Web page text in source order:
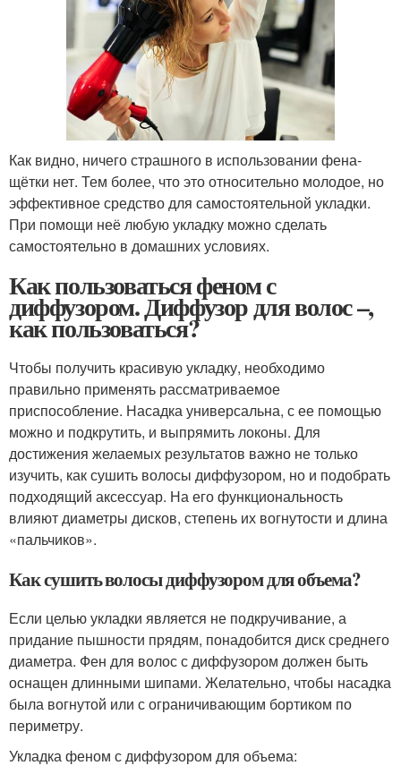
Как видно, ничего страшного в использовании фена-
щётки нет. Тем более, что это относительно молодое, но
эффективное средство для самостоятельной укладки.
При помощи неё любую укладку можно сделать
самостоятельно в домашних условиях.
Как пользоваться феном с
диффузором. Диффузор для волос –,
как пользоваться?
Чтобы получить красивую укладку, необходимо
правильно применять рассматриваемое
приспособление. Насадка универсальна, с ее помощью
можно и подкрутить, и выпрямить локоны. Для
достижения желаемых результатов важно не только
изучить, как сушить волосы диффузором, но и подобрать
подходящий аксессуар. На его функциональность
влияют диаметры дисков, степень их вогнутости и длина
«пальчиков».
Как сушить волосы диффузором для объема?
Если целью укладки является не подкручивание, а
придание пышности прядям, понадобится диск среднего
диаметра. Фен для волос с диффузором должен быть
оснащен длинными шипами. Желательно, чтобы насадка
была вогнутой или с ограничивающим бортиком по
периметру.
Укладка феном с диффузором для объема: